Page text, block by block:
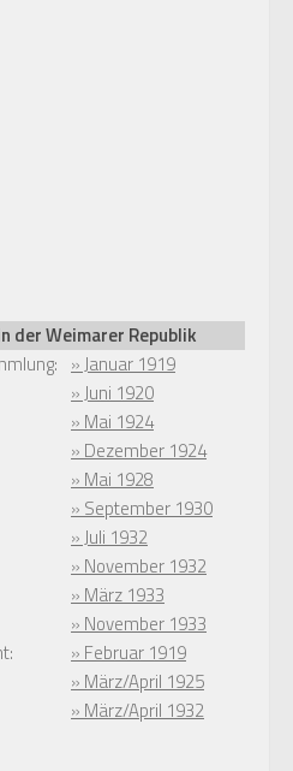
der Weimarer Republik
» Januar 1919
» Juni 1920
» Mai 1924
» Dezember 1924
» Mai 1928
» September 1930
» Juli 1932
» November 1932
» März 1933
» November 1933
» Februar 1919
» März/April 1925
» März/April 1932